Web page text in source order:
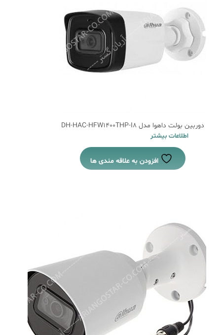
دوربین بولت داهوا مدل DH-HAC-HFW1400THP-I8
اطلاعات بیشتر
افزودن به علاقه مندی ها